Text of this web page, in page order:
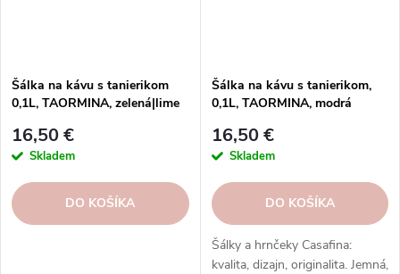
Šálka na kávu s tanierikom
0,1L, TAORMINA, zelená|lime
16,50 €
Skladem
DO KOŠÍKA
Šálka na kávu s tanierikom,
0,1L, TAORMINA, modrá
16,50 €
Skladem
DO KOŠÍKA
Šálky a hrnčeky Casafina:
kvalita, dizajn, originalita. Jemná,